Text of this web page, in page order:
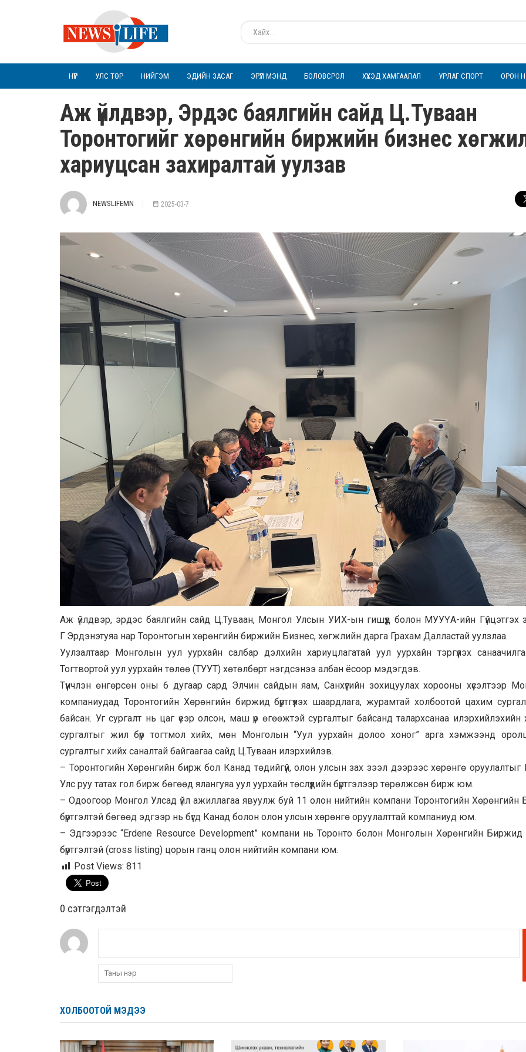
НҮҮР УЛС ТӨР НИЙГЭМ ЭДИЙН ЗАСАГ ЭРҮҮЛ МЭНД БОЛОВСРОЛ ХҮҮХЭД ХАМГААЛАЛ УРЛАГ СПОРТ ОРОН
Аж үйлдвэр, Эрдэс баялгийн сайд Ц.Туваан
Торонтогийг хөрөнгийн биржийн бизнес
хариуцсан захиралтай уулзав
NEWSLIFEMN 2025-03-7
Аж үйлдвэр, эрдэс баялгийн сайд Ц.Туваан, Монгол Улсын УИХ-ын гишүүд болон МУУҮА-ийн Гүйцэтгэх
Г.Эрдэнэтуяа нар Торонтогын хөрөнгийн биржийн Бизнес, хөгжлийн дарга Грахам Далластай уулзлаа.
Уулзалтаар Монголын уул уурхайн салбар дэлхийн хариуцлагатай уул уурхайн тэргүүлэх
Тогтвортой уул уурхайн төлөө (ТУУТ) хөтөлбөрт нэгдсэнээ албан ёсоор мэдэгдэв.
Түүнчлэн өнгөрсөн оны 6 дугаар сард Элчин сайдын яам, Санхүүгийн зохицуулах хорооны хүсэлтээр
компаниудад Торонтогийн Хөрөнгийн биржид бүртгүүлэх шаардлага, журамтай холбоотой цахим
байсан. Уг сургалт нь цаг үеэр олсон, маш үр өгөөжтэй сургалтыг байсанд талархсанаа илэрхийлэхийн
сургалтыг жил бүр тогтмол хийх, мөн Монголын “Уул уурхайн долоо хоног” арга хэмжээнд
сургалтыг хийх саналтай байгаагаа сайд Ц.Туваан илэрхийлэв.
– Торонтогийн Хөрөнгийн бирж бол Канад төдийгүй, олон улсын зах зээл дээрээс хөрөнгө оруулалтыг
Улс руу татах гол бирж бөгөөд ялангуяа уул уурхайн төслүүдийн бүртгэлээр төрөлжсөн бирж юм.
– Одоогоор Монгол Улсад үйл ажиллагаа явуулж буй 11 олон нийтийн компани Торонтогийн Хөрөнгийн
бүртгэлтэй бөгөөд эдгээр нь бүгд Канад болон олон улсын хөрөнгө оруулалттай компаниуд юм.
– Эдгээрээс “Erdene Resource Development” компани нь Торонто болон Монголын Хөрөнгийн Биржид
бүртгэлтэй (cross listing) цорын ганц олон нийтийн компани юм.
Post Views: 811
0 cэтгэгдэлтэй
ХОЛБООТОЙ МЭДЭЭ